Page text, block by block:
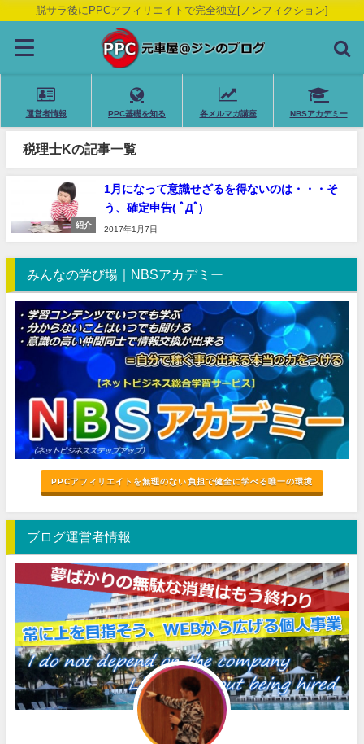
脱サラ後にPPCアフィリエイトで完全独立[ノンフィクション]
運営者情報 PPC基礎を知る 各メルマガ講座 NBSアカデミー
税理士Kの記事一覧
紹介
1月になって意識せざるを得ないのは・・・そ
う、確定申告( ﾟДﾟ)
2017年1月7日
みんなの学び場｜NBSアカデミー
PPCアフィリエイトを無理のない負担で健全に学べる唯一の環境
ブログ運営者情報